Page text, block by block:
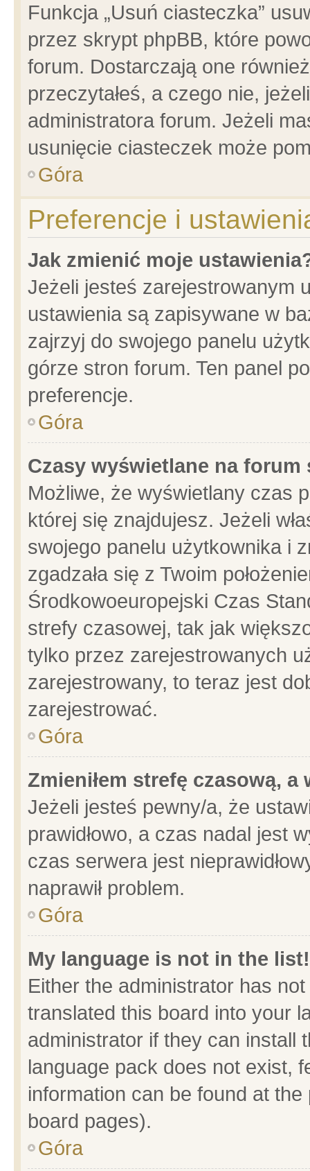
Funkcja „Usuń ciasteczka”
przez skrypt phpBB, które
forum. Dostarczają one
przeczytałeś, a czego nie,
administratora forum. Jeżeli
usunięcie ciasteczek może
Góra
Preferencje i
Jak zmienić moje
Jeżeli jesteś zarejestrowanym
ustawienia są zapisywane w
zajrzyj do swojego panelu
górze stron forum. Ten panel
preferencje.
Góra
Czasy wyświetlane na forum
Możliwe, że wyświetlany czas
której się znajdujesz. Jeżeli
swojego panelu użytkownika i
zgadzała się z Twoim
Środkowoeuropejski Czas
strefy czasowej, tak jak
tylko przez zarejestrowanych
zarejestrowany, to teraz jest
zarejestrować.
Góra
Zmieniłem strefę czasową,
Jeżeli jesteś pewny/a, że
prawidłowo, a czas nadal jest
czas serwera jest
naprawił problem.
Góra
My language is not in the list!
Either the administrator has
translated this board into your
administrator if they can install
language pack does not exist,
information can be found at
board pages).
Góra